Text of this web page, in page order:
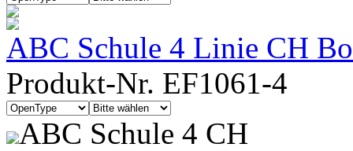
ABC Schule 4 Linie CH
Produkt-Nr. EF1061-4
ABC Schule 4 CH